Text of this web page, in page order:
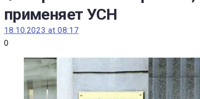
применяет УСН
18.10.2023 at 08:17
0